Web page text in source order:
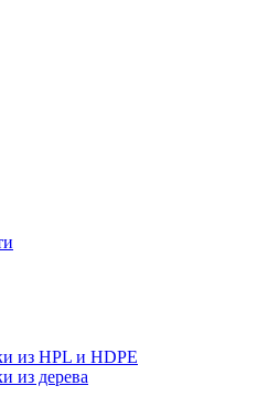
из HPL и HDPE
из дерева